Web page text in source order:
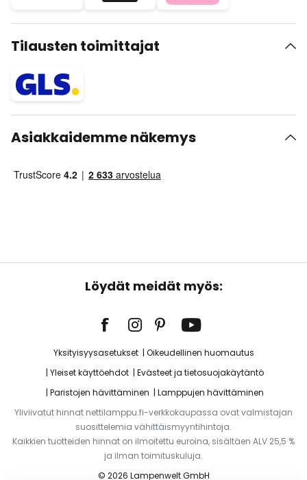
Tilausten toimittajat
Asiakkaidemme näkemys
Löydät meidät myös:
Yksityisyysasetukset
Oikeudellinen huomautus
Yleiset käyttöehdot
Evästeet ja tietosuojakäytäntö
Paristojen hävittäminen
Lamppujen hävittäminen
Yliviivatut hinnat nettilamppu.fi-verkkokaupassa ovat valmistajan
suosittelemia vähittäismyyntihintoja.
Kaikkien tuotteiden hinnat on ilmoitettu euroina, sisältäen ALV 25,5 %
ja ilman toimituskuluja.
© 2026 Lampenwelt GmbH